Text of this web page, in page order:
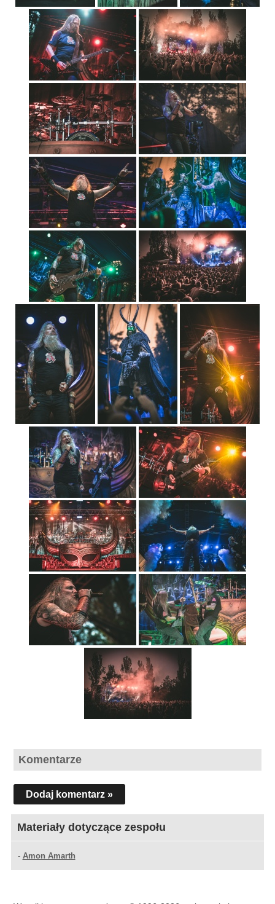
Komentarze
Dodaj komentarz »
Materiały dotyczące zespołu
- Amon Amarth